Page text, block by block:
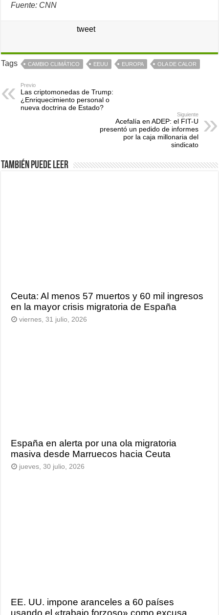
Fuente: CNN
tweet
Tags CAMBIO CLIMÁTICO EEUU EUROPA OLA DE CALOR
Previo
Las criptomonedas de Trump:
¿Enriquecimiento personal o
nueva doctrina de Estado?
Siguiente
Acefalía en ADEP: el FIT-U
presentó un pedido de informes
por la caja millonaria del
sindicato
También puede leer
Ceuta: Al menos 57 muertos y 60 mil ingresos
en la mayor crisis migratoria de España
viernes, 31 julio, 2026
España en alerta por una ola migratoria
masiva desde Marruecos hacia Ceuta
jueves, 30 julio, 2026
EE. UU. impone aranceles a 60 países
usando el «trabajo forzoso» como excusa